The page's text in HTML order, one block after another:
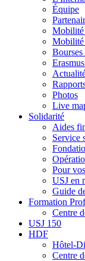
Équipe
Mobilité
Mobilité
Photos
Live
Solidarité
Aides
Service
Pour
USJ en
Guide
Formation
Centre
USJ 150
HDF
Hôtel-
Centre